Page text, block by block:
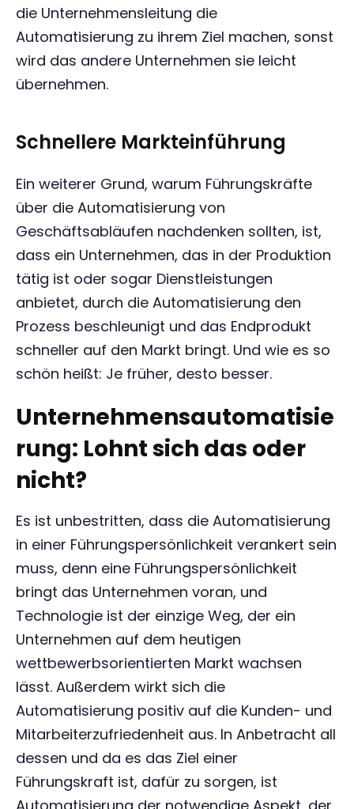
die Unternehmensleitung die
Automatisierung zu ihrem Ziel machen, sonst
wird das andere Unternehmen sie leicht
übernehmen.
Schnellere Markteinführung
Ein weiterer Grund, warum Führungskräfte
über die Automatisierung von
Geschäftsabläufen nachdenken sollten, ist,
dass ein Unternehmen, das in der Produktion
tätig ist oder sogar Dienstleistungen
anbietet, durch die Automatisierung den
Prozess beschleunigt und das Endprodukt
schneller auf den Markt bringt. Und wie es so
schön heißt: Je früher, desto besser.
Unternehmensautomatisie
rung: Lohnt sich das oder
nicht?
Es ist unbestritten, dass die Automatisierung
in einer Führungspersönlichkeit verankert sein
muss, denn eine Führungspersönlichkeit
bringt das Unternehmen voran, und
Technologie ist der einzige Weg, der ein
Unternehmen auf dem heutigen
wettbewerbsorientierten Markt wachsen
lässt. Außerdem wirkt sich die
Automatisierung positiv auf die Kunden- und
Mitarbeiterzufriedenheit aus. In Anbetracht all
dessen und da es das Ziel einer
Führungskraft ist, dafür zu sorgen, ist